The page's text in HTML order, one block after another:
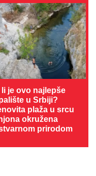
li je ovo najlepše
u Srbiji?
plaža u srcu
okružena
prirodom